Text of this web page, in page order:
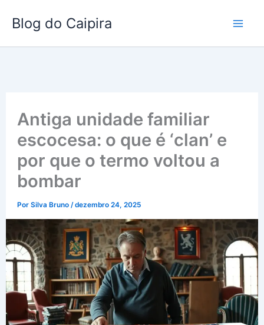
para
o
Blog do Caipira
Antiga unidade familiar
escocesa: o que é ‘clan’ e
por que o termo voltou a
bombar
PorSilva Bruno/dezembro 24, 2025